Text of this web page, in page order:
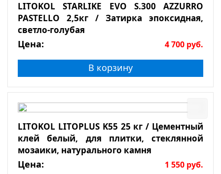
LITOKOL STARLIKE EVO S.300 AZZURRO
PASTELLO 2,5кг / Затирка эпоксидная,
светло-голубая
Цена: 4 700 руб.
В корзину
LITOKOL LITOPLUS K55 25 кг / Цементный
клей белый, для плитки, стеклянной
мозаики, натурального камня
Цена: 1 550 руб.